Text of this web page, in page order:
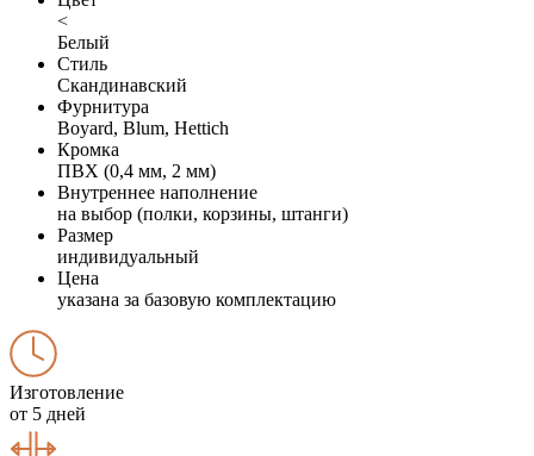
<
Белый
Стиль
Скандинавский
Фурнитура
Boyard, Blum, Hettich
Кромка
ПВХ (0,4 мм, 2 мм)
Внутреннее наполнение
на выбор (полки, корзины, штанги)
Размер
индивидуальный
Цена
указана за базовую комплектацию
Изготовление
от 5 дней